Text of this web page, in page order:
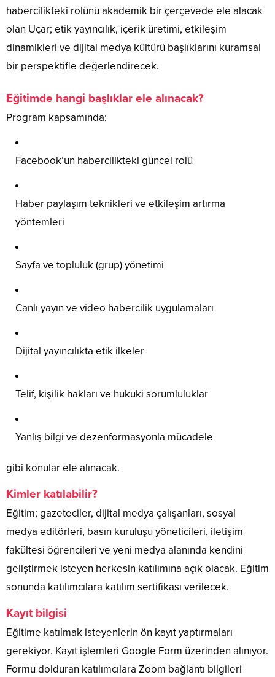
habercilikteki rolünü akademik bir çerçevede ele alacak
olan Uçar; etik yayıncılık, içerik üretimi, etkileşim
dinamikleri ve dijital medya kültürü başlıklarını kuramsal
bir perspektifle değerlendirecek.
Eğitimde hangi başlıklar ele alınacak?
Program kapsamında;
Facebook’un habercilikteki güncel rolü
Haber paylaşım teknikleri ve etkileşim artırma
yöntemleri
Sayfa ve topluluk (grup) yönetimi
Canlı yayın ve video habercilik uygulamaları
Dijital yayıncılıkta etik ilkeler
Telif, kişilik hakları ve hukuki sorumluluklar
Yanlış bilgi ve dezenformasyonla mücadele
gibi konular ele alınacak.
Kimler katılabilir?
Eğitim; gazeteciler, dijital medya çalışanları, sosyal
medya editörleri, basın kuruluşu yöneticileri, iletişim
fakültesi öğrencileri ve yeni medya alanında kendini
geliştirmek isteyen herkesin katılımına açık olacak. Eğitim
sonunda katılımcılara katılım sertifikası verilecek.
Kayıt bilgisi
Eğitime katılmak isteyenlerin ön kayıt yaptırmaları
gerekiyor. Kayıt işlemleri Google Form üzerinden alınıyor.
Formu dolduran katılımcılara Zoom bağlantı bilgileri